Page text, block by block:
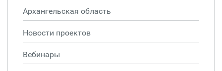
Архангельская область
Новости проектов
Вебинары